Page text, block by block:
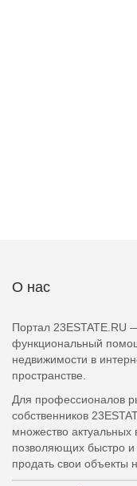
О нас
Портал 23ESTATE.RU
функциональный
недвижимости в
пространстве.
Для профессионалов
собственников
множество актуальных
позволяющих быстро
продать свои объекты